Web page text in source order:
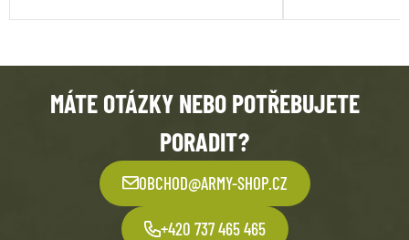
MÁTE OTÁZKY NEBO POTŘEBUJETE
PORADIT?
OBCHOD@ARMY-SHOP.CZ
+420 737 465 465